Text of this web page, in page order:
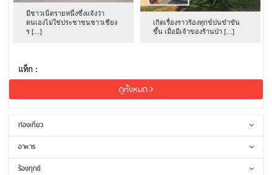
มีชาวเน็ตรายหนึ่งซึ่งแจ้งว่า
ตนเองไม่ใช่ประชาชนชาวเชียง
ร […]
เกิดเรื่องราวร้องทุกข์ปนขำขัน
ขึ้น เมื่อมีเจ้าของร้านป่า […]
แท็ก :
ดูทั้งหมด
ท่องเที่ยว
อาหาร
ร้องทุกข์